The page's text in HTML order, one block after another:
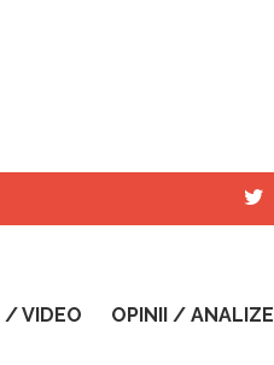
/ VIDEO OPINII / ANALIZE